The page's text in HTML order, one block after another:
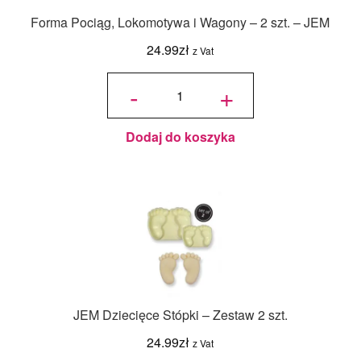
Forma Pociąg, Lokomotywa i Wagony – 2 szt. – JEM
24.99zł z Vat
-
ilość Forma
Lokomotywa
i Wagony - 2
szt. - JEM +
Dodaj do koszyka
JEM Dziecięce Stópki – Zestaw 2 szt.
24.99zł z Vat